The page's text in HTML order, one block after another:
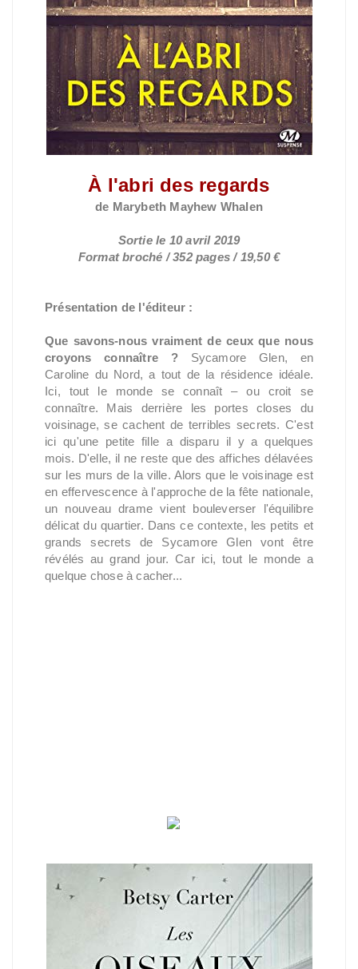
À l'abri des regards
de Marybeth Mayhew Whalen
Sortie le 10 avril 2019
Format broché / 352 pages / 19,50 €
Présentation de l'éditeur :
Que savons-nous vraiment de ceux que nous
croyons connaître ?Sycamore Glen, en
Caroline du Nord, a tout de la résidence idéale.
Ici, tout le monde se connaît – ou croit se
connaître. Mais derrière les portes closes du
voisinage, se cachent de terribles secrets. C'est
ici qu'une petite fille a disparu il y a quelques
mois. D'elle, il ne reste que des affiches délavées
sur les murs de la ville. Alors que le voisinage est
en effervescence à l'approche de la fête nationale,
un nouveau drame vient bouleverser l'équilibre
délicat du quartier. Dans ce contexte, les petits et
grands secrets de Sycamore Glen vont être
révélés au grand jour. Car ici, tout le monde a
quelque chose à cacher...